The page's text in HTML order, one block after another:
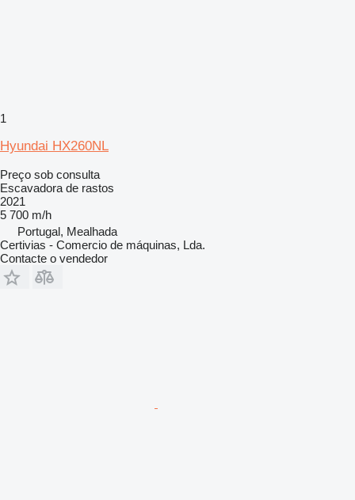
1
Hyundai HX260NL
Preço sob consulta
Escavadora de rastos
2021
5 700 m/h
Portugal, Mealhada
Certivias - Comercio de máquinas, Lda.
Contacte o vendedor